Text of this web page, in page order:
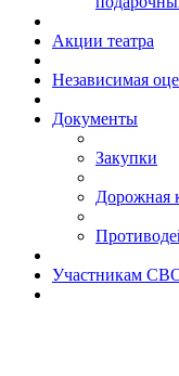
Акции театра
Независимая
Документы
Закупки
Дорожная
Участникам